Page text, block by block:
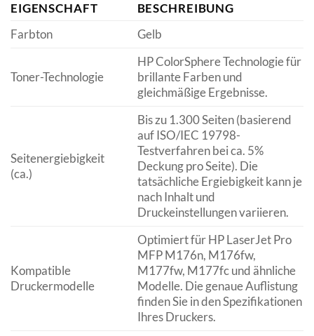
EIGENSCHAFT
BESCHREIBUNG
Farbton
Gelb
Toner-Technologie
HP ColorSphere Technologie für
brillante Farben und
gleichmäßige Ergebnisse.
Seitenergiebigkeit
(ca.)
Bis zu 1.300 Seiten (basierend
auf ISO/IEC 19798-
Testverfahren bei ca. 5%
Deckung pro Seite). Die
tatsächliche Ergiebigkeit kann je
nach Inhalt und
Druckeinstellungen variieren.
Kompatible
Druckermodelle
Optimiert für HP LaserJet Pro
MFP M176n, M176fw,
M177fw, M177fc und ähnliche
Modelle. Die genaue Auflistung
finden Sie in den Spezifikationen
Ihres Druckers.